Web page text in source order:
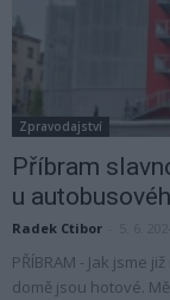
Zpravodajství
Příbram
u
Radek Ctibor
PŘÍBRAM - Jak jsme
domě jsou hotové.